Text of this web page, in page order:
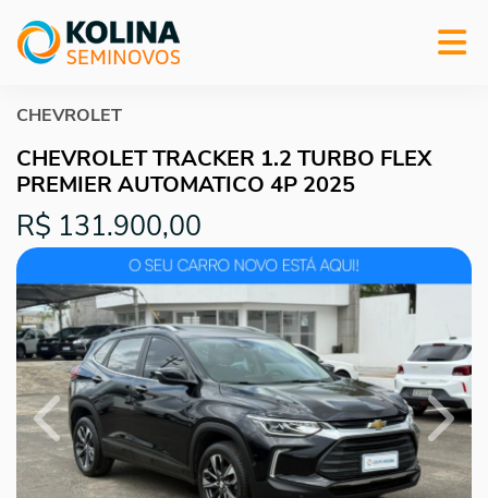
CHEVROLET
CHEVROLET TRACKER 1.2 TURBO FLEX
PREMIER AUTOMATICO 4P 2025
R$ 131.900,00
Previous Next